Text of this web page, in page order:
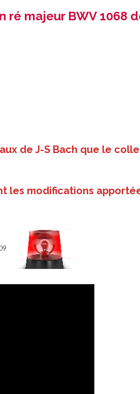
ré majeur BWV 1068
de J-S Bach que le
les modifications